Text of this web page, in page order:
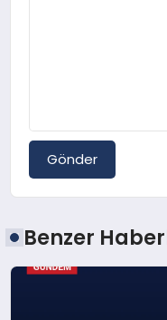
Gönder
Benzer